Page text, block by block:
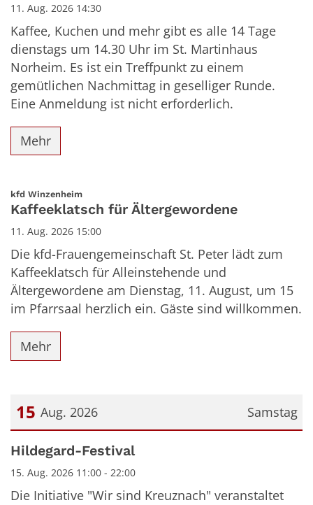
11. Aug. 2026 14:30
Kaffee, Kuchen und mehr gibt es alle 14 Tage
dienstags um 14.30 Uhr im St. Martinhaus
Norheim. Es ist ein Treffpunkt zu einem
gemütlichen Nachmittag in geselliger Runde.
Eine Anmeldung ist nicht erforderlich.
Mehr
kfd Winzenheim:
Kaffeeklatsch für Ältergewordene
11. Aug. 2026 15:00
Die kfd-Frauengemeinschaft St. Peter lädt zum
Kaffeeklatsch für Alleinstehende und
Ältergewordene am Dienstag, 11. August, um 15
im Pfarrsaal herzlich ein. Gäste sind willkommen.
Mehr
Samstag
15 Aug. 2026
Datum: 15. August 2026
Hildegard-Festival
15. Aug. 2026 11:00 - 22:00
Die Initiative "Wir sind Kreuznach" veranstaltet